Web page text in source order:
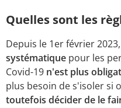
Quelles sont les
Depuis le 1er février
systématique pour les
Covid-19 n'est plus
plus besoin de s'isoler si
toutefois décider de le